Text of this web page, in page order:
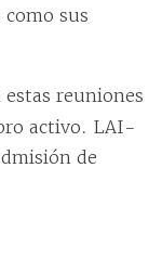
sus
estas reuniones
activo. LAI-
de